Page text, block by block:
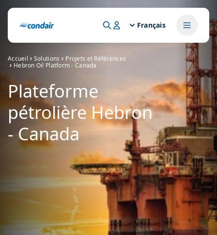
Français
Accueil Solutions
Projets et Références
Hebron Oil Platform - Canada
Plateforme
pétrolière Hebron
- Canada